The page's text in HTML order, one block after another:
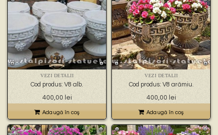
🌸 – jardiniere pentru flori –
🏗 – socluri și stative –
🦌 – statuete animale sălbatice –
🐕 – statuete animale domestice –
🧘 – statuete buddha –
🧺 – statuete cu coșulețe –
🐉 – statuete gargoyles –
👼 – statuete religioase și îngerași –
🦜 – statuete păsări –
💧 – statuete pentru fântâni –
🍄 – statuete pitici și troli –
🏺 – vaze pentru flori –
VEZI DETALII
Cod produs: V8 alb.
400,00 lei
Adaugă în coş
VEZI DETALII
Cod produs: V8 arămiu.
400,00 lei
Adaugă în coş